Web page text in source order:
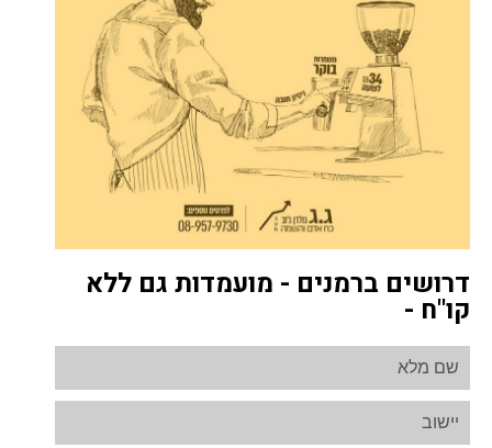
דרושים ברמנים - מועמדות גם ללא
קו"ח -